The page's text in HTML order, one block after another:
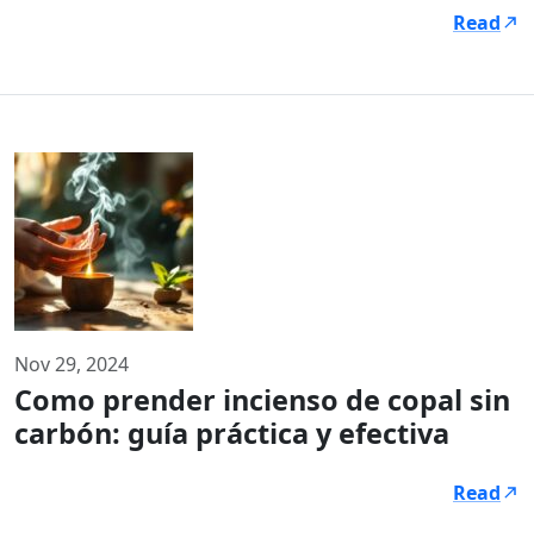
Read
Nov 29, 2024
Como prender incienso de copal sin
carbón: guía práctica y efectiva
Read